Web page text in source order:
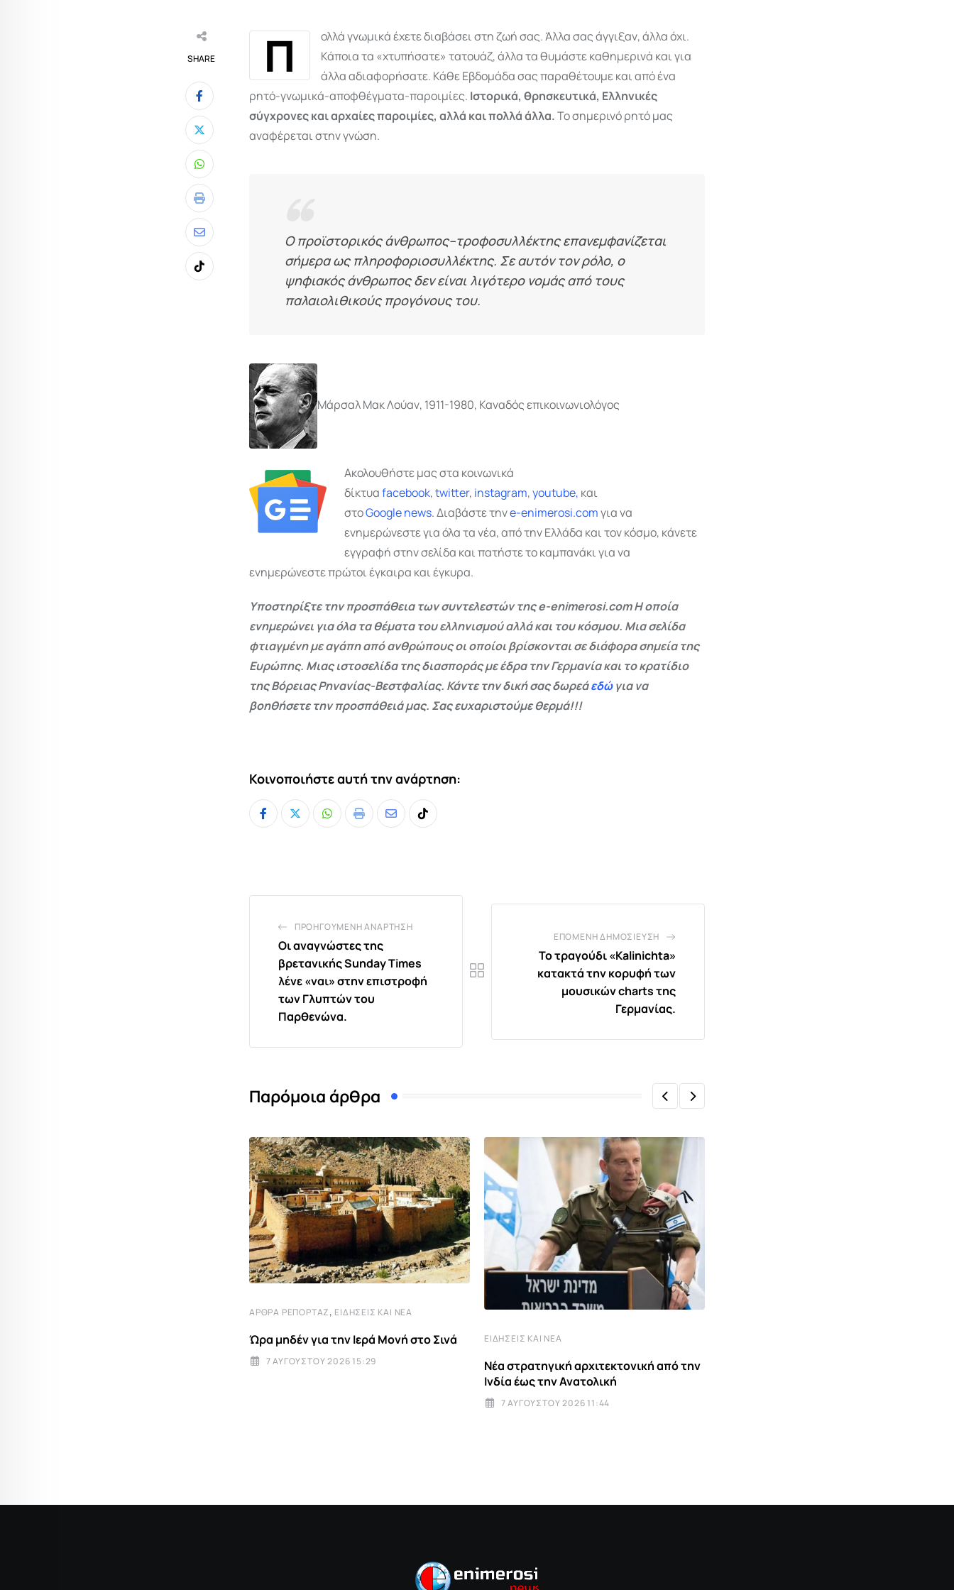
SHARE
Whatsapp
Print
Share
via
Email
Tiktok
Π
ολλά γνωμικά έχετε διαβάσει στη ζωή σας. Άλλα σας άγγιξαν, άλλα όχι.
Κάποια τα «χτυπήσατε» τατουάζ, άλλα τα θυμάστε καθημερινά και για
άλλα αδιαφορήσατε. Κάθε Εβδομάδα σας παραθέτουμε και από ένα
ρητό-γνωμικά-αποφθέγματα-παροιμίες. Ιστορικά, θρησκευτικά, Ελληνικές
σύγχρονες και αρχαίες παροιμίες, αλλά και πολλά άλλα.Το σημερινό ρητό μας
αναφέρεται στην γνώση.
Ο προϊστορικός άνθρωπος–τροφοσυλλέκτης επανεμφανίζεται
σήμερα ως πληροφοριοσυλλέκτης. Σε αυτόν τον ρόλο, ο
ψηφιακός άνθρωπος δεν είναι λιγότερο νομάς από τους
παλαιολιθικούς προγόνους του.
Μάρσαλ Μακ Λούαν, 1911-1980, Καναδός επικοινωνιολόγος
Ακολουθήστε μας στα κοινωνικά
δίκτυαfacebook,twitter, instagram,youtube, και
στοGooglenews.Διαβάστε τηνe-enimerosi.comγια να
ενημερώνεστε για όλα τα νέα, από την Ελλάδα και τον κόσμο, κάνετε
εγγραφή στην σελίδα και πατήστε το καμπανάκι για να
ενημερώνεστε πρώτοι έγκαιρα και έγκυρα.
Υποστηρίξτε την προσπάθεια των συντελεστών της e-enimerosi.com Η οποία
ενημερώνει για όλα τα θέματα του ελληνισμού αλλά και του κόσμου. Μια σελίδα
φτιαγμένη με αγάπη από ανθρώπους οι οποίοι βρίσκονται σε διάφορα σημεία της
Ευρώπης. Μιας ιστοσελίδα της διασποράς με έδρα την Γερμανία και το κρατίδιο
της Βόρειας Ρηνανίας-Βεστφαλίας. Κάντε την δική σας δωρεάεδώγια να
βοηθήσετε την προσπάθειά μας. Σας ευχαριστούμε θερμά!!!
Κοινοποιήστε αυτή την ανάρτηση:
Whatsapp
Print
ShareTiktok
ΠΡΟΗΓΟΎΜΕΝΗ ΑΝΆΡΤΗΣΗ
Οι αναγνώστες της
βρετανικής Sunday Times
λένε «ναι» στην επιστροφή
των Γλυπτών του
Παρθενώνα.
ΕΠΌΜΕΝΗ ΔΗΜΟΣΊΕΥΣΗ
Το τραγούδι «Kalinichta»
κατακτά την κορυφή των
μουσικών charts της
Γερμανίας.
Παρόμοια άρθρα
ΆΡΘΡΑ ΡΕΠΟΡΤΆΖ, ΕΙΔΉΣΕΙΣ ΚΑΙ ΝΈΑ
Ώρα μηδέν για την Ιερά Μονή στο Σινά
7 ΑΥΓΟΎΣΤΟΥ 2026 15:29
ΕΙΔΉΣΕΙΣ ΚΑΙ ΝΈΑ
Νέα στρατηγική αρχιτεκτονική από την
Ινδία έως την Ανατολική
7 ΑΥΓΟΎΣΤΟΥ 2026 11:44